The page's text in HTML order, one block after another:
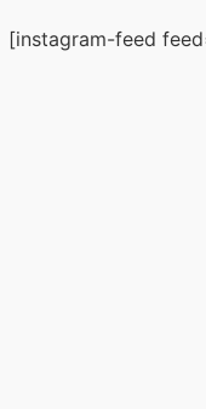
[instagram-feed